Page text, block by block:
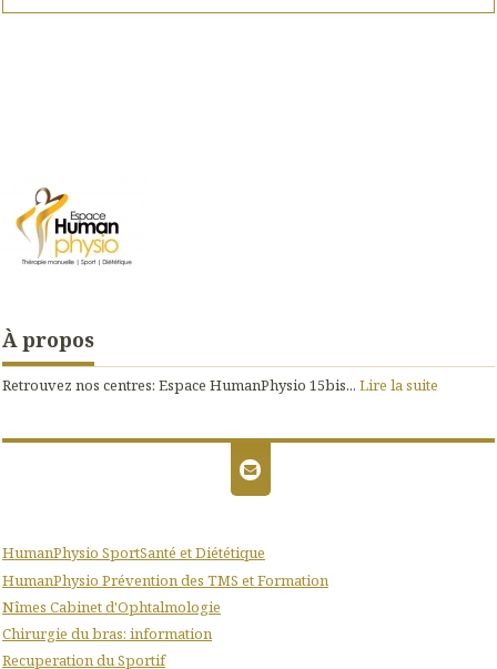
À propos
Retrouvez nos centres: Espace HumanPhysio 15bis... Lire la suite
HumanPhysio SportSanté et Diététique
HumanPhysio Prévention des TMS et Formation
Nîmes Cabinet d'Ophtalmologie
Chirurgie du bras: information
Recuperation du Sportif